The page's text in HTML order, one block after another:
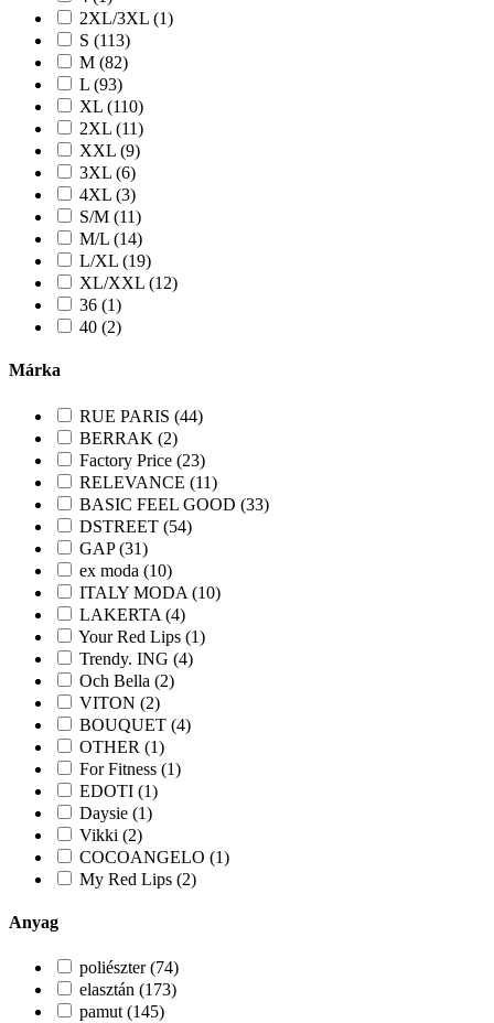
2XL/3XL (1)
S (113)
M (82)
L (93)
XL (110)
2XL (11)
XXL (9)
3XL (6)
4XL (3)
S/M (11)
M/L (14)
L/XL (19)
XL/XXL (12)
36 (1)
40 (2)
Márka
RUE PARIS (44)
BERRAK (2)
Factory Price (23)
RELEVANCE (11)
BASIC FEEL GOOD (33)
DSTREET (54)
GAP (31)
ex moda (10)
ITALY MODA (10)
LAKERTA (4)
Your Red Lips (1)
Trendy. ING (4)
Och Bella (2)
VITON (2)
BOUQUET (4)
OTHER (1)
For Fitness (1)
EDOTI (1)
Daysie (1)
Vikki (2)
COCOANGELO (1)
My Red Lips (2)
Anyag
poliészter (74)
elasztán (173)
pamut (145)